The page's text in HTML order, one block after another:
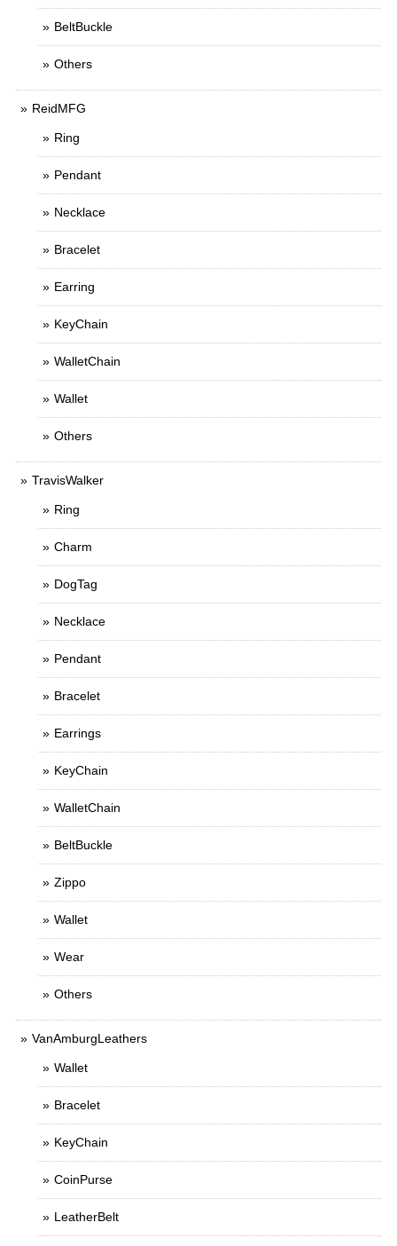
BeltBuckle
Others
ReidMFG
Ring
Pendant
Necklace
Bracelet
Earring
KeyChain
WalletChain
Wallet
Others
TravisWalker
Ring
Charm
DogTag
Necklace
Pendant
Bracelet
Earrings
KeyChain
WalletChain
BeltBuckle
Zippo
Wallet
Wear
Others
VanAmburgLeathers
Wallet
Bracelet
KeyChain
CoinPurse
LeatherBelt